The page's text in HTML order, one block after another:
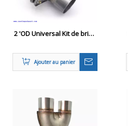
2 'OD Universal Kit de bride
Réparation de
remplacement OEM Flexi
Joint
Ajouter au panier